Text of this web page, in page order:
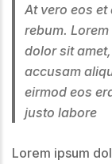
At vero eos
rebum.
dolor sit
accusam
eirmod eos
justo labore
Lorem ipsum